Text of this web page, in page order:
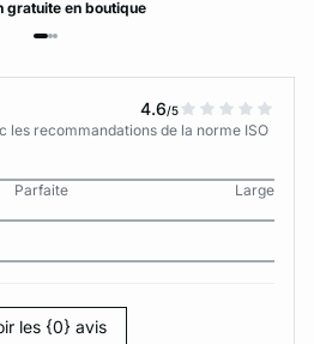
gratuiteen boutique
4.6/5
les recommandations de la norme ISO
Parfaite
Large
les {0} avis